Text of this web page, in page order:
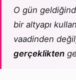
O gün
bir altyapı
vaadinden
gerçeklikten